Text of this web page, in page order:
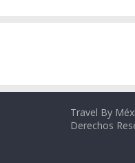
Travel By
Derechos